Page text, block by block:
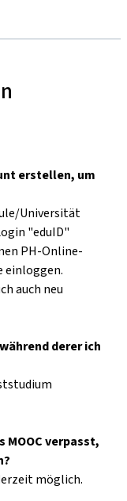
erstellen, um
Universität
"eduID"
PH-Online-
einloggen.
auch neu
derer ich
verpasst,
möglich.